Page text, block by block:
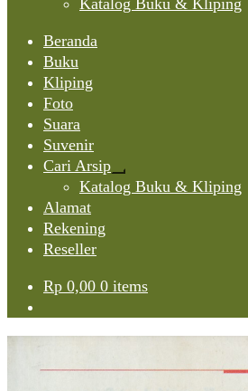
Katalog Buku & Kliping
Beranda
Buku
Kliping
Foto
Suara
Suvenir
Cari Arsip
Expand
child
Katalog Buku & Kliping
Alamat
Rekening
Reseller
Rp 0,00 0 items